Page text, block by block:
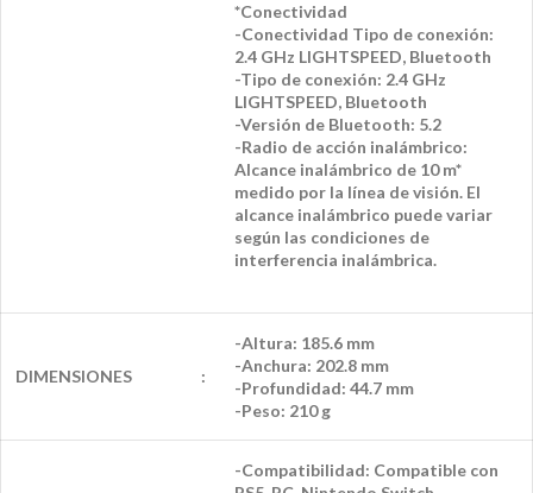
*Conectividad
-Conectividad Tipo de conexión:
2.4 GHz LIGHTSPEED, Bluetooth
-Tipo de conexión: 2.4 GHz
LIGHTSPEED, Bluetooth
-Versión de Bluetooth: 5.2
-Radio de acción inalámbrico:
Alcance inalámbrico de 10 m*
medido por la línea de visión. El
alcance inalámbrico puede variar
según las condiciones de
interferencia inalámbrica.
DIMENSIONES :
-Altura: 185.6 mm
-Anchura: 202.8 mm
-Profundidad: 44.7 mm
-Peso: 210 g
-Compatibilidad: Compatible con